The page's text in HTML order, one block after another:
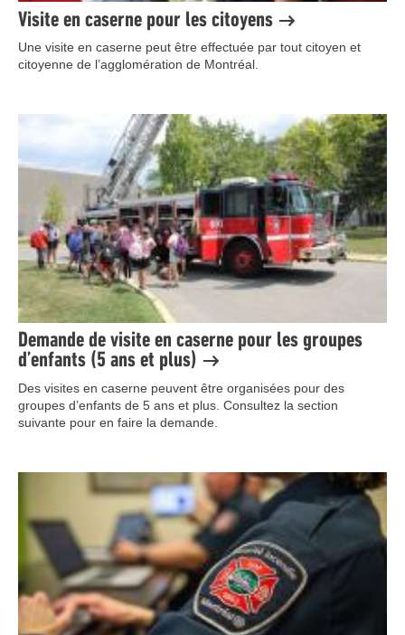
Visite en caserne pour les citoyens
Une visite en caserne peut être effectuée par tout citoyen et
citoyenne de l’agglomération de Montréal.
Demande de visite en caserne pour les groupes
d’enfants (5 ans et plus)
Des visites en caserne peuvent être organisées pour des
groupes d’enfants de 5 ans et plus. Consultez la section
suivante pour en faire la demande.